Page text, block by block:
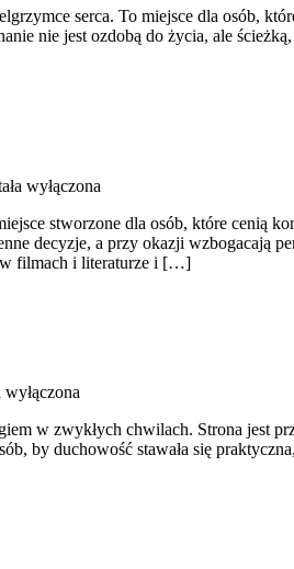
serca. To miejsce dla osób,
nie jest ozdobą do życia, ale
wyłączona
stworzone dla osób, które cenią
decyzje, a przy okazji
w filmach i literaturze i […]
wyłączona
w zwykłych chwilach. Strona jest
by duchowość stawała się